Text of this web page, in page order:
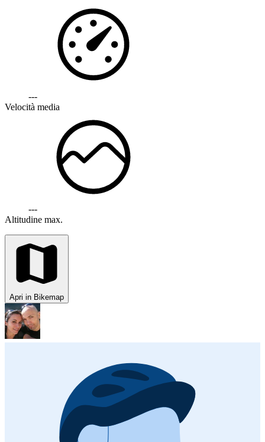
---
Velocità media
---
Altitudine max.
Apri in Bikemap